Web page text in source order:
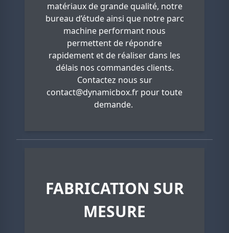
matériaux de grande qualité, notre
bureau d’étude ainsi que notre parc
machine performant nous
permettent de répondre
rapidement et de réaliser dans les
délais nos commandes clients.
Contactez nous sur
contact@dynamicbox.fr pour toute
demande.
FABRICATION SUR
MESURE